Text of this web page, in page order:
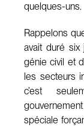
quelques-uns.
Rappelons
avait duré six
génie civil et
les secteurs
c’est
spéciale